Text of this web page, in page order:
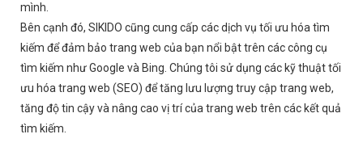
mình.
Bên cạnh đó, SIKIDO cũng cung cấp các dịch vụ tối ưu hóa tìm
kiếm để đảm bảo trang web của bạn nổi bật trên các công cụ
tìm kiếm như Google và Bing. Chúng tôi sử dụng các kỹ thuật tối
ưu hóa trang web (SEO) để tăng lưu lượng truy cập trang web,
tăng độ tin cậy và nâng cao vị trí của trang web trên các kết quả
tìm kiếm.